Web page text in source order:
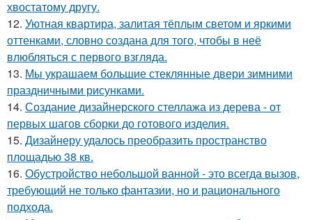
хвостатому другу.
12. Уютная квартира, залитая тёплым светом и яркими
оттенками, словно создана для того, чтобы в неё
влюбляться с первого взгляда.
13. Мы украшаем большие стеклянные двери зимними
праздничными рисунками.
14. Создание дизайнерского стеллажа из дерева - от
первых шагов сборки до готового изделия.
15. Дизайнеру удалось преобразить пространство
площадью 38 кв.
16. Обустройство небольшой ванной - это всегда вызов,
требующий не только фантазии, но и рационального
подхода.